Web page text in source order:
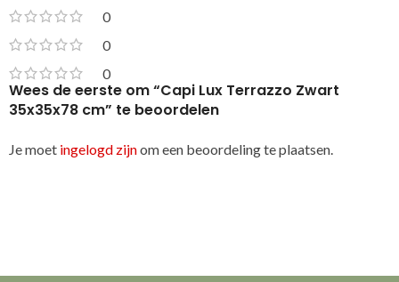
0
0
0
Wees de eerste om “Capi Lux Terrazzo Zwart
35x35x78 cm” te beoordelen
Je moet ingelogd zijnom een beoordeling te plaatsen.